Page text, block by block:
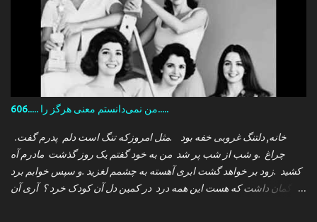
606..... من نمی‌دانستم معنی هرگز را.....
.خانه, دلتنگ غروبی خفه بود .مثل امروزکه تنگ است دلم پدرم گفت
چراغ .و شب از شب پر شد من به خود گفتم یک روز گذشت مادرم آه
کشید .زود بر خواهد گشت ابری آهسته به چشمم لغزید .و سپس خوابم برد
که گمان داشت که هست این همه درد در کمین دل آن کودک خرد ؟ آری آن